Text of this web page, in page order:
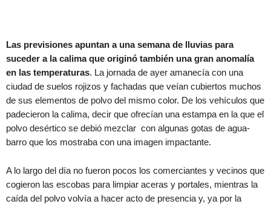
Las previsiones apuntan a una semana de lluvias para
suceder a la calima que originó también una gran anomalía
en las temperaturas. La jornada de ayer amanecía con una
ciudad de suelos rojizos y fachadas que veían cubiertos muchos
de sus elementos de polvo del mismo color. De los vehículos que
padecieron la calima, decir que ofrecían una estampa en la que el
polvo desértico se debió mezclar con algunas gotas de agua-
barro que los mostraba con una imagen impactante.
A lo largo del día no fueron pocos los comerciantes y vecinos que
cogieron las escobas para limpiar aceras y portales, mientras la
caída del polvo volvía a hacer acto de presencia y, ya por la